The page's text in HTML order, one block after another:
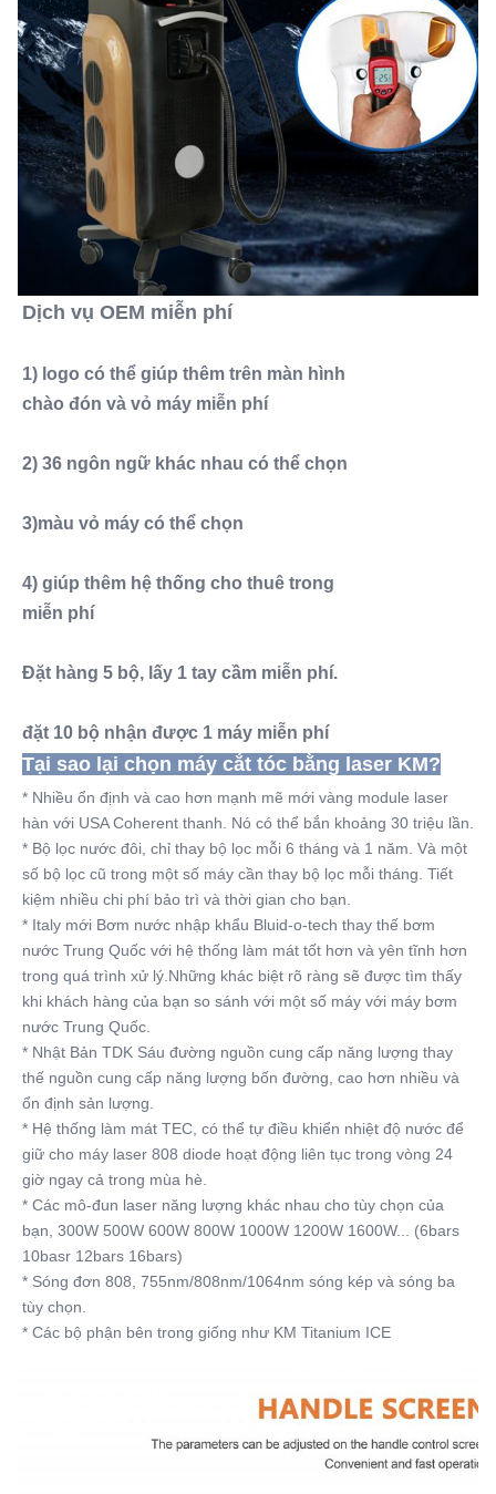
Dịch vụ OEM miễn phí
1) logo có thể giúp thêm trên màn hình
chào đón và vỏ máy miễn phí
2) 36 ngôn ngữ khác nhau có thể chọn
3)màu vỏ máy có thể chọn
4) giúp thêm hệ thống cho thuê trong
miễn phí
Đặt hàng 5 bộ, lấy 1 tay cầm miễn phí.
đặt 10 bộ nhận được 1 máy miễn phí
Tại sao lại chọn máy cắt tóc bằng laser KM?
* Nhiều ổn định và cao hơn mạnh mẽ mới vàng module laser
hàn với USA Coherent thanh. Nó có thể bắn khoảng 30 triệu lần.
* Bộ lọc nước đôi, chỉ thay bộ lọc mỗi 6 tháng và 1 năm. Và một
số bộ lọc cũ trong một số máy cần thay bộ lọc mỗi tháng. Tiết
kiệm nhiều chi phí bảo trì và thời gian cho bạn.
* Italy mới Bơm nước nhập khẩu Bluid-o-tech thay thế bơm
nước Trung Quốc với hệ thống làm mát tốt hơn và yên tĩnh hơn
trong quá trình xử lý.Những khác biệt rõ ràng sẽ được tìm thấy
khi khách hàng của bạn so sánh với một số máy với máy bơm
nước Trung Quốc.
* Nhật Bản TDK Sáu đường nguồn cung cấp năng lượng thay
thế nguồn cung cấp năng lượng bốn đường, cao hơn nhiều và
ổn định sản lượng.
* Hệ thống làm mát TEC, có thể tự điều khiển nhiệt độ nước để
giữ cho máy laser 808 diode hoạt động liên tục trong vòng 24
giờ ngay cả trong mùa hè.
* Các mô-đun laser năng lượng khác nhau cho tùy chọn của
bạn, 300W 500W 600W 800W 1000W 1200W 1600W... (6bars
10basr 12bars 16bars)
* Sóng đơn 808, 755nm/808nm/1064nm sóng kép và sóng ba
tùy chọn.
* Các bộ phận bên trong giống như KM Titanium ICE